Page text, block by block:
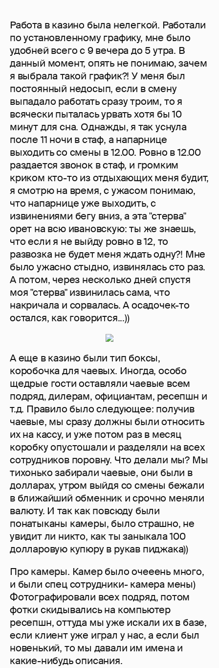
Работа в казино была нелегкой. Работали
по установленному графику, мне было
удобней всего с 9 вечера до 5 утра. В
данный момент, опять не понимаю, зачем
я выбрала такой график?! У меня был
постоянный недосып, если в смену
выпадало работать сразу троим, то я
всячески пыталась урвать хотя бы 10
минут для сна. Однажды, я так уснула
после 11 ночи в стаф, а напарнице
выходить со смены в 12.00. Ровно в 12.00
раздается звонок в стаф, и громким
криком кто-то из отдыхающих меня будит,
я смотрю на время, с ужасом понимаю,
что напарнице уже выходить, с
извинениями бегу вниз, а эта "стерва"
орет на всю ивановскую: ты же знаешь,
что если я не выйду ровно в 12, то
развозка не будет меня ждать одну?! Мне
было ужасно стыдно, извинялась сто раз.
А потом, через несколько дней спустя
моя "стерва" извинилась сама, что
накричала и сорвалась. А осадочек-то
остался, как говорится...))
А еще в казино были тип боксы,
коробочка для чаевых. Иногда, особо
щедрые гости оставляли чаевые всем
подряд, дилерам, официантам, ресепшн и
т.д. Правило было следующее: получив
чаевые, мы сразу должны были относить
их на кассу, и уже потом раз в месяц
коробку опустошали и разделяли на всех
сотрудников поровну. Что делали мы? Мы
тихонько забирали чаевые, они были в
долларах, утром выйдя со смены бежали
в ближайший обменник и срочно меняли
валюту. И так как повсюду были
понатыканы камеры, было страшно, не
увидит ли никто, как ты заныкала 100
долларовую купюру в рукав пиджака))
Про камеры. Камер было очееень много,
и были спец сотрудники- камера мены)
Фотографировали всех подряд, потом
фотки скидывались на компьютер
ресепшн, оттуда мы уже искали их в базе,
если клиент уже играл у нас, а если был
новенький, то мы давали им имена и
какие-нибудь описания.